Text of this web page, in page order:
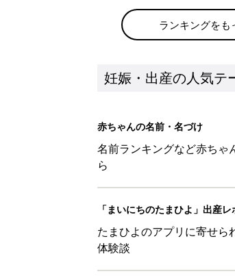
ランキングをも
妊娠・出産の人気テ
赤ちゃんの名前・名づけ
名前ランキングなど赤ちゃ
ら
「まいにちのたまひよ」出産レ
たまひよのアプリに寄せら
体験談